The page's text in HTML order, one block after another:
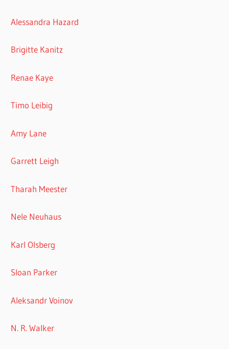
Alessandra Hazard
Brigitte Kanitz
Renae Kaye
Timo Leibig
Amy Lane
Garrett Leigh
Tharah Meester
Nele Neuhaus
Karl Olsberg
Sloan Parker
Aleksandr Voinov
N. R. Walker